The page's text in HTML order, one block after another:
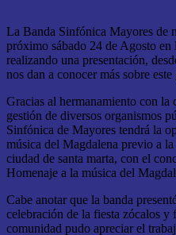
La Banda Sinfónica Mayores de
próximo sábado 24 de Agosto en
realizando una presentación,
nos dan a conocer más sobre
Gracias al hermanamiento con la
gestión de diversos organismos
Sinfónica de Mayores tendrá la
música del Magdalena previo a
ciudad de santa marta, con el
Homenaje a la música del
Cabe anotar que la banda
celebración de la fiesta zócalos y
comunidad pudo apreciar el